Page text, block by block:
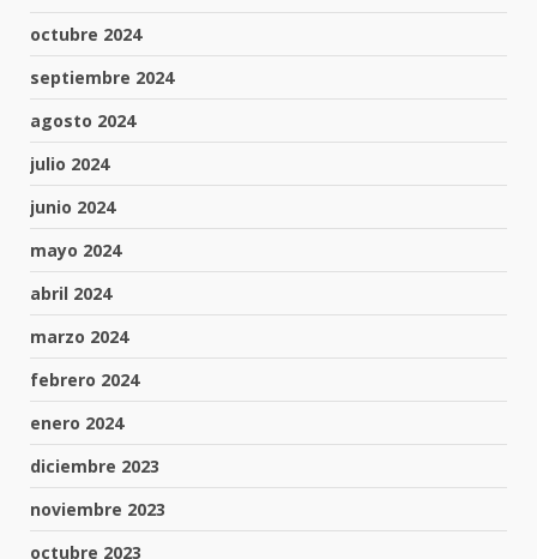
octubre 2024
septiembre 2024
agosto 2024
julio 2024
junio 2024
mayo 2024
abril 2024
marzo 2024
febrero 2024
enero 2024
diciembre 2023
noviembre 2023
octubre 2023